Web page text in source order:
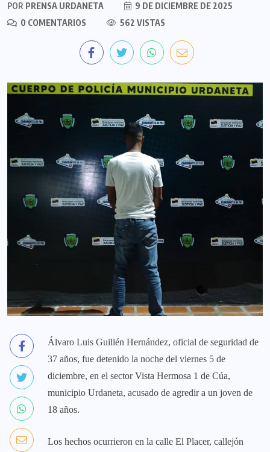
POR PRENSA URDANETA
9 DE DICIEMBRE DE 2025
0 COMENTARIOS
562 VISTAS
Álvaro Luis Guillén Hernández, oficial de seguridad de
37 años, fue detenido la noche del viernes 5 de
diciembre, en el sector Vista Hermosa 1 de Cúa,
municipio Urdaneta, acusado de agredir a un joven de
18 años.
Los hechos ocurrieron en la calle El Placer, callejón